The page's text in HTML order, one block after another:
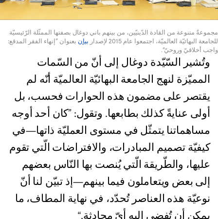
مجموعةٌ متنوعة من القادة الدّينيّين، من بينهم باني دوغال بصفتها الممثّلة الرّئيسيّة
للجامعة البهائيّة العالميّة، اجتمعوا عام 2015 لإصدار
بيان بعنوان ”إنهاء الفقر المدقع:
واجب أخلاقيّ وروحيّ“.
وتُشير السّيّدة دوغال إلى أنّ من السّمات
المميّزة لنهج الجامعة البهائيّة العالميّة أنّه لم
يقتصر على مضمون هذه الحوارات فحسب، بل
أولى عنايةً كذلك بطابعها. وتقول: ”كان أحد أوجه
مساهماتنا يتمثّل في مستوى العمليّة ذاتها—في
كيفيّة تصميم المبادرات، والافتراضات الّتي تقوم
عليها، والطّريقة الّتي يُنصت بها النّاس بعضهم
إلى بعض ويتعاملون فيما بينهم—إذ تبيّن لنا أنّ
نوعيّة هذه العناصر تُحدّد، في نهاية المطاف، ما
يمكن أن تُفضي إليه أيّ محادثة.“